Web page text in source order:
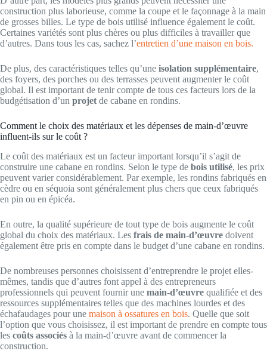
construction plus laborieuse, comme la coupe et le façonnage à la main
de grosses billes. Le type de bois utilisé influence également le coût.
Certaines variétés sont plus chères ou plus difficiles à travailler que
d’autres. Dans tous les cas, sachez l’entretien d’une maison en bois.
De plus, des caractéristiques telles qu’une isolation supplémentaire,
des foyers, des porches ou des terrasses peuvent augmenter le coût
global. Il est important de tenir compte de tous ces facteurs lors de la
budgétisation d’un projet de cabane en rondins.
Comment le choix des matériaux et les dépenses de main-d’œuvre
influent-ils sur le coût ?
Le coût des matériaux est un facteur important lorsqu’il s’agit de
construire une cabane en rondins. Selon le type de bois utilisé, les prix
peuvent varier considérablement. Par exemple, les rondins fabriqués en
cèdre ou en séquoia sont généralement plus chers que ceux fabriqués
en pin ou en épicéa.
En outre, la qualité supérieure de tout type de bois augmente le coût
global du choix des matériaux. Les frais de main-d’œuvre doivent
également être pris en compte dans le budget d’une cabane en rondins.
De nombreuses personnes choisissent d’entreprendre le projet elles-
mêmes, tandis que d’autres font appel à des entrepreneurs
professionnels qui peuvent fournir une main-d’œuvre qualifiée et des
ressources supplémentaires telles que des machines lourdes et des
échafaudages pour une maison à ossatures en bois. Quelle que soit
l’option que vous choisissez, il est important de prendre en compte tous
les coûts associés à la main-d’œuvre avant de commencer la
construction.